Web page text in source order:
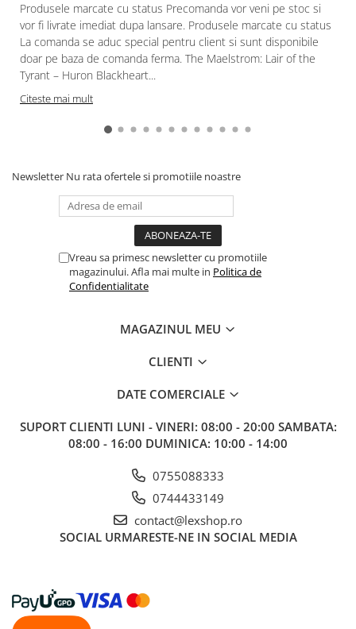
Accesorii
Figurine
Star Wars figurine
Friday The 13th
Marvel Univers
FUNKO POP!
Figurine
Board games
Teren
Alte RPG
Produsele marcate cu status Precomanda vor veni pe stoc si
vor fi livrate imediat dupa lansare. Produsele marcate cu status
La comanda se aduc special pentru client si sunt disponibile
doar pe baza de comanda ferma. The Maelstrom: Lair of the
Tyrant – Huron Blackheart...
Citeste mai mult
Newsletter Nu rata ofertele si promotiile noastre
Vreau sa primesc newsletter cu promotiile
magazinului. Afla mai multe in Politica de
Confidentialitate
MAGAZINUL MEU
CLIENTI
DATE COMERCIALE
SUPORT CLIENTI LUNI - VINERI: 08:00 - 20:00 SAMBATA:
08:00 - 16:00 DUMINICA: 10:00 - 14:00
0755088333
0744433149
contact@lexshop.ro
SOCIAL URMARESTE-NE IN SOCIAL MEDIA